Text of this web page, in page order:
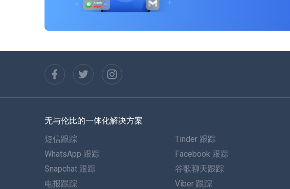
无与伦比的一体化解决方案
短信跟踪
WhatsApp 跟踪
Snapchat 跟踪
电报跟踪
Tinder 跟踪
Facebook 跟踪
谷歌聊天跟踪
Viber 跟踪